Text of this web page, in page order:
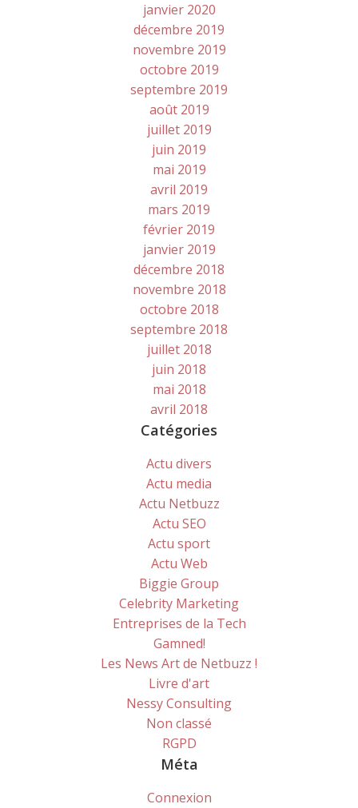
janvier 2020
décembre 2019
novembre 2019
octobre 2019
septembre 2019
août 2019
juillet 2019
juin 2019
mai 2019
avril 2019
mars 2019
février 2019
janvier 2019
décembre 2018
novembre 2018
octobre 2018
septembre 2018
juillet 2018
juin 2018
mai 2018
avril 2018
Catégories
Actu divers
Actu media
Actu Netbuzz
Actu SEO
Actu sport
Actu Web
Biggie Group
Celebrity Marketing
Entreprises de la Tech
Gamned!
Les News Art de Netbuzz !
Livre d'art
Nessy Consulting
Non classé
RGPD
Méta
Connexion